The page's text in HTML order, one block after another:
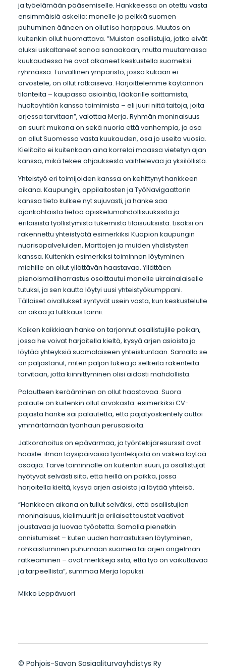
ja työelämään pääsemiselle. Hankkeessa on otettu vasta
ensimmäisiä askelia: monelle jo pelkkä suomen
puhuminen ääneen on ollut iso harppaus. Muutos on
kuitenkin ollut huomattava. ”Muistan osallistujia, jotka eivät
aluksi uskaltaneet sanoa sanaakaan, mutta muutamassa
kuukaudessa he ovat alkaneet keskustella suomeksi
ryhmässä. Turvallinen ympäristö, jossa kukaan ei
arvostele, on ollut ratkaiseva. Harjoittelemme käytännön
tilanteita – kaupassa asiointia, lääkärille soittamista,
huoltoyhtiön kanssa toimimista – eli juuri niitä taitoja, joita
arjessa tarvitaan”, valottaa Merja. Ryhmän moninaisuus
on suuri: mukana on sekä nuoria että vanhempia, ja osa
on ollut Suomessa vasta kuukauden, osa jo useita vuosia.
Kielitaito ei kuitenkaan aina korreloi maassa vietetyn ajan
kanssa, mikä tekee ohjauksesta vaihtelevaa ja yksilöllistä.
Yhteistyö eri toimijoiden kanssa on kehittynyt hankkeen
aikana. Kaupungin, oppilaitosten ja TyöNavigaattorin
kanssa tieto kulkee nyt sujuvasti, ja hanke saa
ajankohtaista tietoa opiskelumahdollisuuksista ja
erilaisista työllistymistä tukemista tilaisuuksista. Lisäksi on
rakennettu yhteistyötä esimerkiksi Kuopion kaupungin
nuorisopalveluiden, Marttojen ja muiden yhdistysten
kanssa. Kuitenkin esimerkiksi toiminnan löytyminen
miehille on ollut yllättävän haastavaa. Yllättäen
pienoismalliharrastus osoittautui monelle ukrainalaiselle
tutuksi, ja sen kautta löytyi uusi yhteistyökumppani.
Tällaiset oivallukset syntyvät usein vasta, kun keskustelulle
on aikaa ja tulkkaus toimii.
Kaiken kaikkiaan hanke on tarjonnut osallistujille paikan,
jossa he voivat harjoitella kieltä, kysyä arjen asioista ja
löytää yhteyksiä suomalaiseen yhteiskuntaan. Samalla se
on paljastanut, miten paljon tukea ja selkeitä rakenteita
tarvitaan, jotta kiinnittyminen olisi aidosti mahdollista.
Palautteen kerääminen on ollut haastavaa. Suora
palaute on kuitenkin ollut arvokasta: esimerkiksi CV-
pajasta hanke sai palautetta, että pajatyöskentely auttoi
ymmärtämään työnhaun perusasioita.
Jatkorahoitus on epävarmaa, ja työntekijäresurssit ovat
haaste: ilman täysipäiväisiä työntekijöitä on vaikea löytää
osaajia. Tarve toiminnalle on kuitenkin suuri, ja osallistujat
hyötyvät selvästi siitä, että heillä on paikka, jossa
harjoitella kieltä, kysyä arjen asioista ja löytää yhteisö.
”Hankkeen aikana on tullut selväksi, että osallistujien
moninaisuus, kielimuurit ja erilaiset taustat vaativat
joustavaa ja luovaa työotetta. Samalla pienetkin
onnistumiset – kuten uuden harrastuksen löytyminen,
rohkaistuminen puhumaan suomea tai arjen ongelman
ratkeaminen – ovat merkkejä siitä, että työ on vaikuttavaa
ja tarpeellista”, summaa Merja lopuksi.
Mikko Leppävuori
© Pohjois-Savon Sosiaaliturvayhdistys Ry